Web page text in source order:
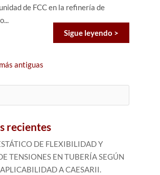
de FCC en la refinería de
Sigue leyendo >
antiguas
recientes
DE FLEXIBILIDAD Y
TENSIONES EN TUBERÍA SEGÚN
A CAESARII.